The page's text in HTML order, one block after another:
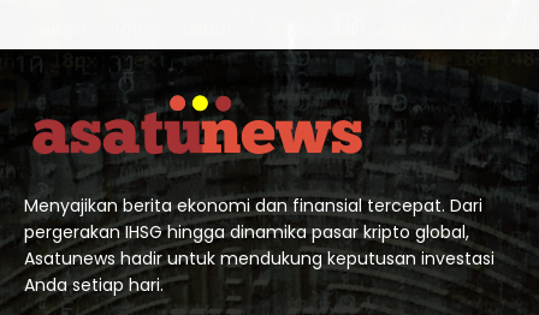
Menyajikan berita ekonomi dan finansial tercepat. Dari
pergerakan IHSG hingga dinamika pasar kripto global,
Asatunews hadir untuk mendukung keputusan investasi
Anda setiap hari.